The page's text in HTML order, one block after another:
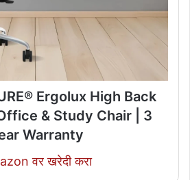
Ergolux High Back
& Study Chair | 3
Warranty
वर खरेदी करा